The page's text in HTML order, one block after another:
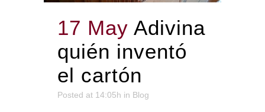
17 May Adivina
quién inventó
el cartón
Posted at 14:05h in Blog